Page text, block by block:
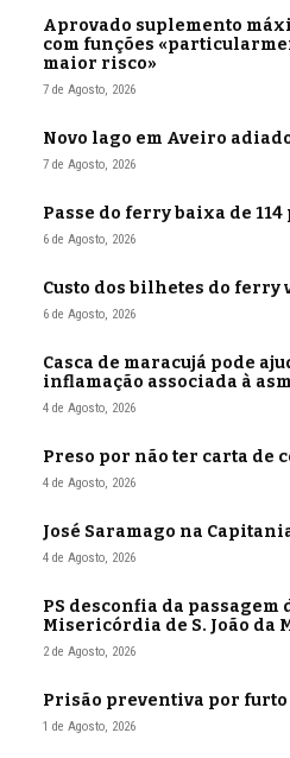
Aprovado suplemento
com funções
maior risco»
7 de Agosto, 2026
Novo lago em Aveiro
7 de Agosto, 2026
Passe do ferry baixa de 114
6 de Agosto, 2026
Custo dos bilhetes do ferry
6 de Agosto, 2026
Casca de maracujá pode
inflamação associada à
4 de Agosto, 2026
Preso por não ter carta de
4 de Agosto, 2026
José Saramago na
4 de Agosto, 2026
PS desconfia da passagem
Misericórdia de S. João da
2 de Agosto, 2026
Prisão preventiva por furto
1 de Agosto, 2026